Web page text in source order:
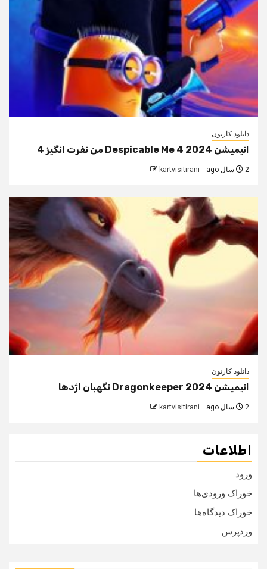
دانلود کارتون
انیمیشن Despicable Me 4 2024 من نفرت انگیز 4
2 سال ago kartvisitirani
دانلود کارتون
انیمیشن Dragonkeeper 2024 نگهبان اژدها
2 سال ago kartvisitirani
اطلاعات
ورود
خوراک ورودی‌ها
خوراک دیدگاه‌ها
وردپرس